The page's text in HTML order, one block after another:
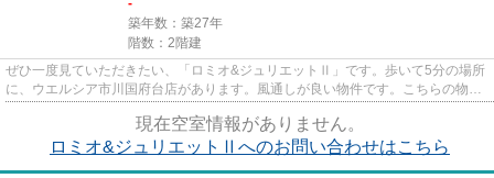
-
築年数：築27年
階数：2階建
ぜひ一度見ていただきたい、「ロミオ&ジュリエットⅡ」です。歩いて5分の場所
に、ウエルシア市川国府台店があります。風通しが良い物件です。こちらの物件
現在空室情報がありません。
ロミオ&ジュリエットⅡへのお問い合わせはこちら